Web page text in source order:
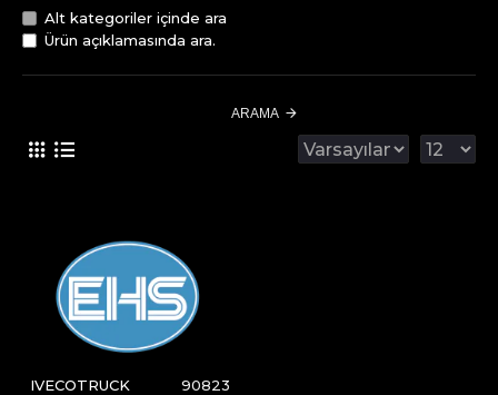
Alt kategoriler içinde ara
Ürün açıklamasında ara.
ARAMA
IVECOTRUCK 90823